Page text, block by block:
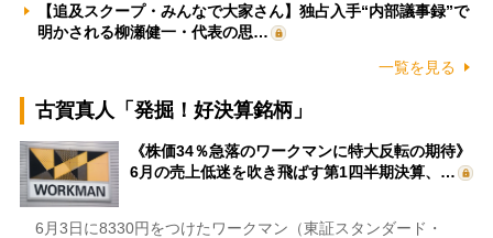
【追及スクープ・みんなで大家さん】独占入手“内部議事録”で
明かされる柳瀬健一・代表の思…
一覧を見る
古賀真人「発掘！好決算銘柄」
《株価34％急落のワークマンに特大反転の期待》
6月の売上低迷を吹き飛ばす第1四半期決算、…
6月3日に8330円をつけたワークマン（東証スタンダード・